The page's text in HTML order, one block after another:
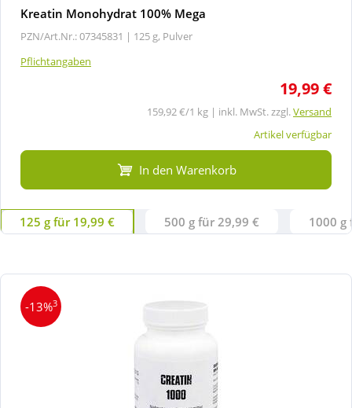
Kreatin Monohydrat 100% Mega
PZN/Art.Nr.: 07345831 | 125 g, Pulver
Pflichtangaben
19,99 €
159,92 €/1 kg | inkl. MwSt. zzgl.Versand
Artikel verfügbar
In den Warenkorb
125 g für 19,99 € 500 g für 29,99 € 1000 g
-13%3